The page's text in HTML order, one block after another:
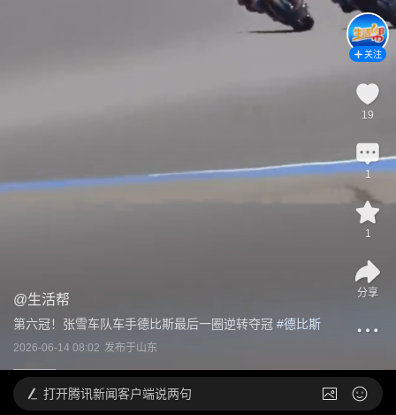
@生活帮
第六冠！张雪车队车手德比斯最后一圈逆转夺冠 #德比斯
2026-06-14 08:02 发布于山东
关注
19
1
1
分享
打开腾讯新闻客户端说两句